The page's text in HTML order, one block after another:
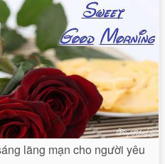
lãng mạn cho người yêu